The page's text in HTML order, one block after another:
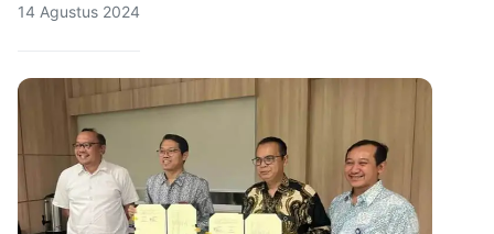
14 Agustus 2024